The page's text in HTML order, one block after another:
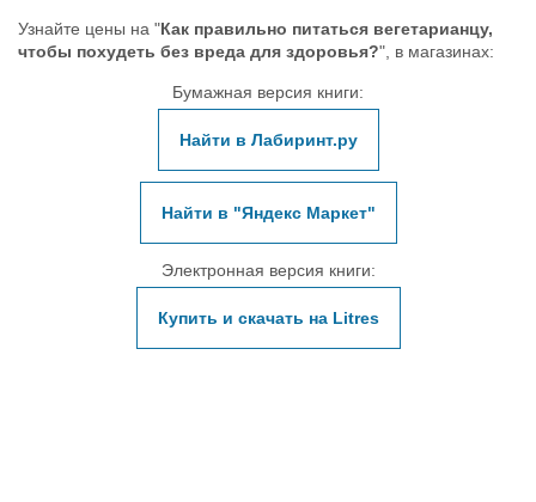
Узнайте цены на "Как правильно питаться вегетарианцу,
чтобы похудеть без вреда для здоровья?", в магазинах:
Бумажная версия книги:
Найти в Лабиринт.ру
Найти в "Яндекс Маркет"
Электронная версия книги:
Купить и скачать на Litres